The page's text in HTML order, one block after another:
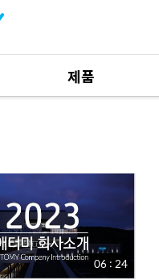
제품
제품 자료684
06 : 24